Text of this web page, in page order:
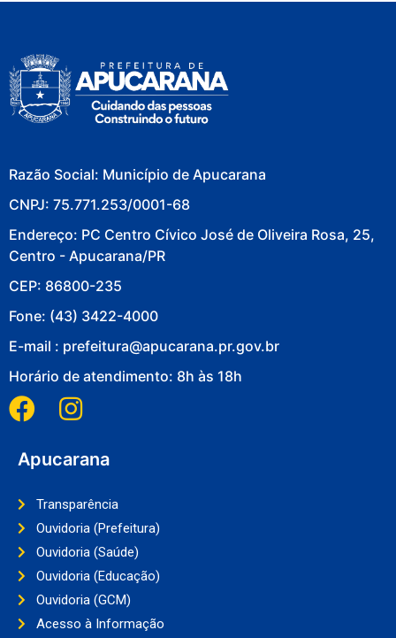
Razão Social: Município de Apucarana
CNPJ: 75.771.253/0001-68
Endereço: PC Centro Cívico José de Oliveira Rosa, 25,
Centro - Apucarana/PR
CEP: 86800-235
Fone: (43) 3422-4000
E-mail : prefeitura@apucarana.pr.gov.br
Horário de atendimento: 8h às 18h
Apucarana
Transparência
Ouvidoria (Prefeitura)
Ouvidoria (Saúde)
Ouvidoria (Educação)
Ouvidoria (GCM)
Acesso à Informação